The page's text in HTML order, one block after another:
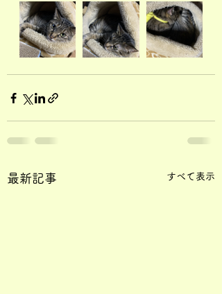
最新記事 すべて表示